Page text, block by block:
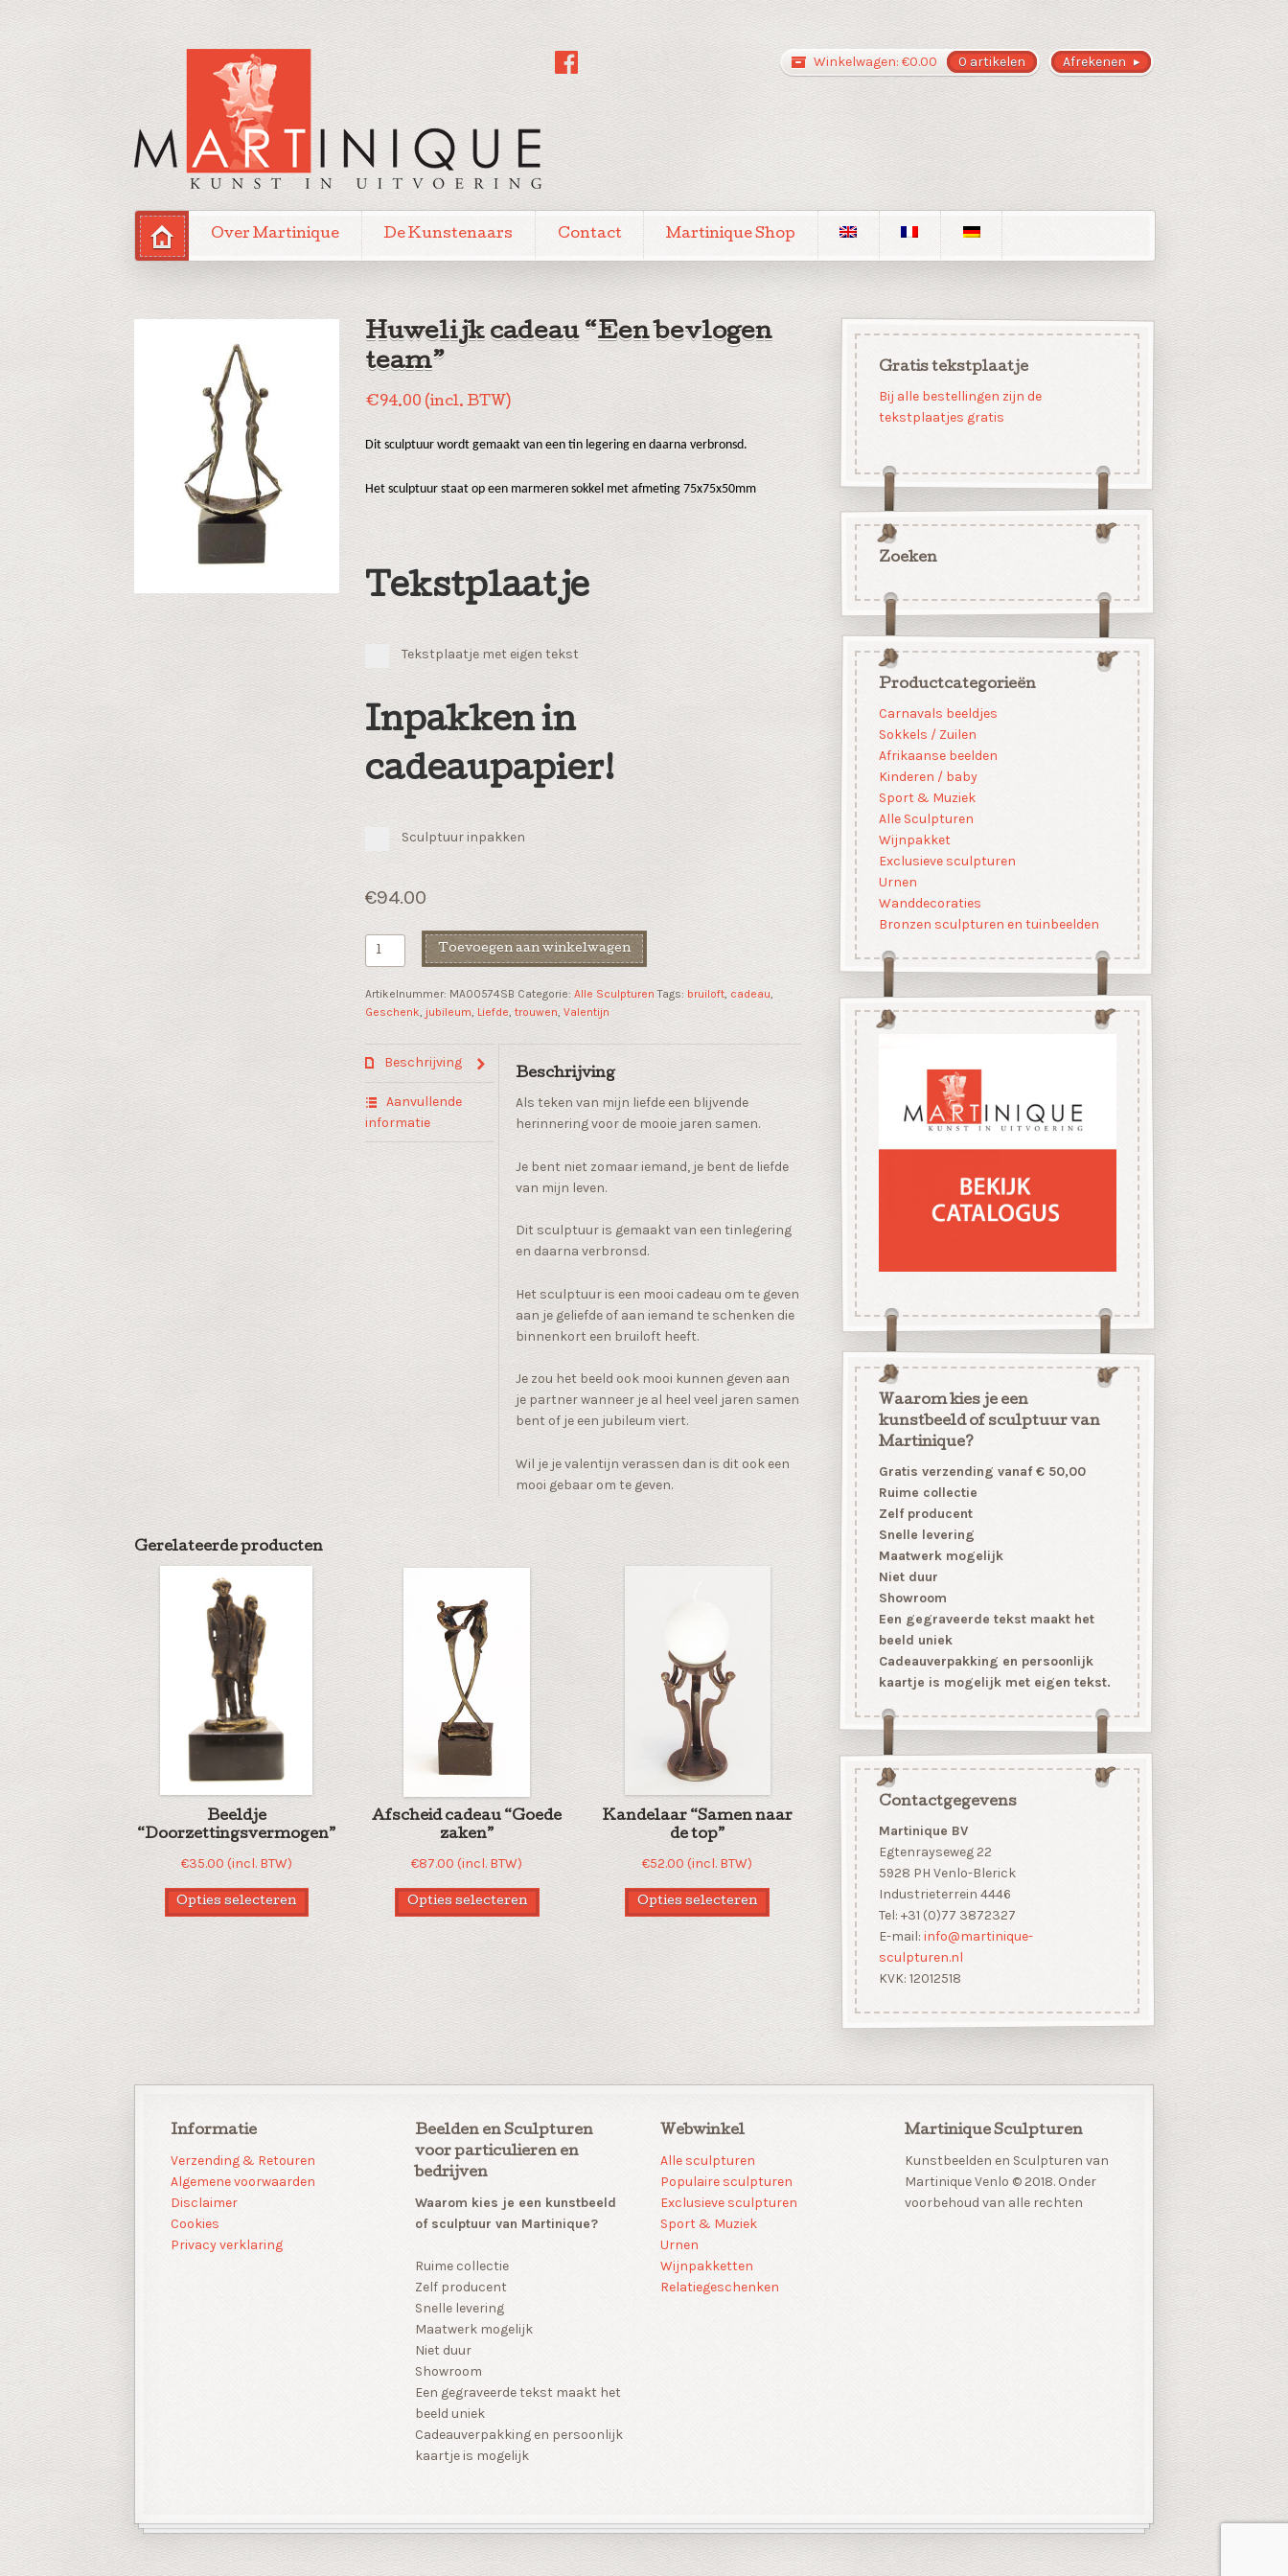
Afrekenen
Winkelwagen: €0.00 0 artikelen
Over Martinique De Kunstenaars Contact Martinique Shop
Huwelijk cadeau “Een bevlogen
team”
€94.00 (incl. BTW)
Dit sculptuur wordt gemaakt van een tin legering en daarna verbronsd.
Het sculptuur staat op een marmeren sokkel met afmeting 75x75x50mm
Tekstplaatje
Tekstplaatje met eigen tekst
Inpakken in
cadeaupapier!
Sculptuur inpakken
€94.00
Huwelijk
cadeau
bevlogen
aantal
Toevoegen aan winkelwagen
Artikelnummer: MA00574SB Categorie: Alle Sculpturen Tags: bruiloft, cadeau,
Geschenk, jubileum, Liefde, trouwen, Valentijn
Beschrijving
Aanvullende
informatie
Beschrijving
Als teken van mijn liefde een blijvende
herinnering voor de mooie jaren samen.
Je bent niet zomaar iemand, je bent de liefde
van mijn leven.
Dit sculptuur is gemaakt van een tinlegering
en daarna verbronsd.
Het sculptuur is een mooi cadeau om te geven
aan je geliefde of aan iemand te schenken die
binnenkort een bruiloft heeft.
Je zou het beeld ook mooi kunnen geven aan
je partner wanneer je al heel veel jaren samen
bent of je een jubileum viert.
Wil je je valentijn verassen dan is dit ook een
mooi gebaar om te geven.
Gerelateerde producten
Beeldje
“Doorzettingsvermogen”
€35.00 (incl. BTW)
Opties selecteren
Afscheid cadeau “Goede
zaken”
€87.00 (incl. BTW)
Opties selecteren
Kandelaar “Samen naar
de top”
€52.00 (incl. BTW)
Opties selecteren
Gratis tekstplaatje
Bij alle bestellingen zijn de
tekstplaatjes gratis
Zoeken
Productcategorieën
Carnavals beeldjes
Sokkels / Zuilen
Afrikaanse beelden
Kinderen / baby
Sport & Muziek
Alle Sculpturen
Wijnpakket
Exclusieve sculpturen
Urnen
Wanddecoraties
Bronzen sculpturen en tuinbeelden
Waarom kies je een
kunstbeeld of sculptuur van
Martinique?
Gratis verzending vanaf € 50,00
Ruime collectie
Zelf producent
Snelle levering
Maatwerk mogelijk
Niet duur
Showroom
Een gegraveerde tekst maakt het
beeld uniek
Cadeauverpakking en persoonlijk
kaartje is mogelijk met eigen tekst.
Contactgegevens
Martinique BV
Egtenrayseweg 22
5928 PH Venlo-Blerick
Industrieterrein 4446
Tel: +31 (0)77 3872327
E-mail: info@martinique-
sculpturen.nl
KVK: 12012518
Informatie
Verzending & Retouren
Algemene voorwaarden
Disclaimer
Cookies
Privacy verklaring
Beelden en Sculpturen
voor particulieren en
bedrijven
Waarom kies je een kunstbeeld
of sculptuur van Martinique?
Ruime collectie
Zelf producent
Snelle levering
Maatwerk mogelijk
Niet duur
Showroom
Een gegraveerde tekst maakt het
beeld uniek
Cadeauverpakking en persoonlijk
kaartje is mogelijk
Webwinkel
Alle sculpturen
Populaire sculpturen
Exclusieve sculpturen
Sport & Muziek
Urnen
Wijnpakketten
Relatiegeschenken
Martinique Sculpturen
Kunstbeelden en Sculpturen van
Martinique Venlo © 2018. Onder
voorbehoud van alle rechten